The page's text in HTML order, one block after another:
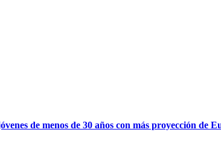
de menos de 30 años con más proyección de